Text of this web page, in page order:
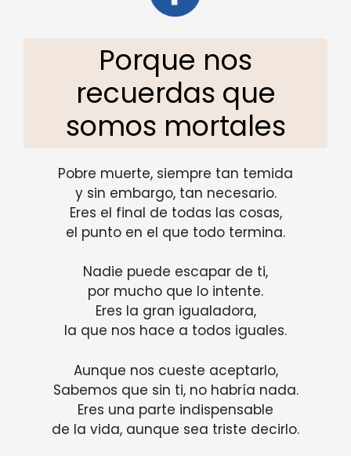
Porque nos
recuerdas que
somos mortales
Pobre muerte, siempre tan temida
y sin embargo, tan necesario.
Eres el final de todas las cosas,
el punto en el que todo termina.
Nadie puede escapar de ti,
por mucho que lo intente.
Eres la gran igualadora,
la que nos hace a todos iguales.
Aunque nos cueste aceptarlo,
Sabemos que sin ti, no habría nada.
Eres una parte indispensable
de la vida, aunque sea triste decirlo.